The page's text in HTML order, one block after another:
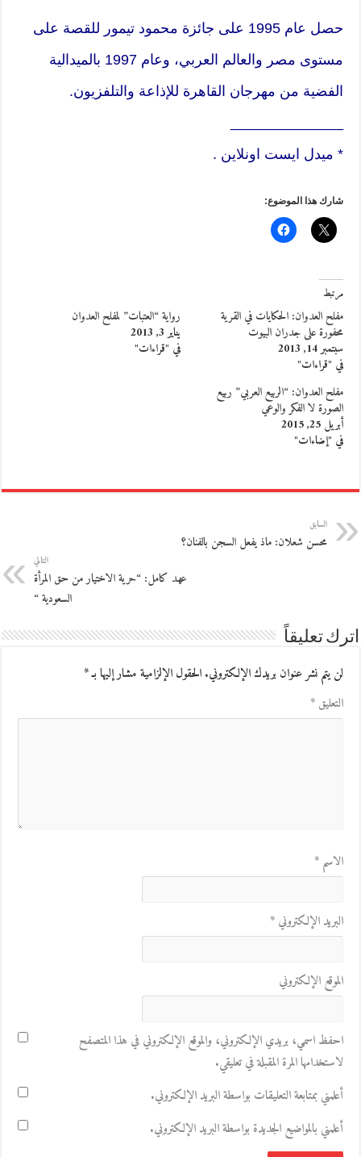
حصل عام 1995 على جائزة محمود تيمور للقصة على
مستوى مصر والعالم العربي، وعام 1997 بالميدالية
الفضية من مهرجان القاهرة للإذاعة والتلفزيون.
* ميدل ايست اونلاين .
شارك هذا الموضوع:
مرتبط
مفلح العدوان: الحكايات في القرية
محفورة على جدران البيوت
سبتمبر 14, 2013
في "قراءات"
رواية “العتبات” لمفلح العدوان
يناير 3, 2013
في "قراءات"
مفلح العدوان: “الربيع العربي” ربيع
الصورة لا الفكر والوعي
أبريل 25, 2015
في "إضاءات"
السابق
محسن شعلان: ماذ يفعل السجن بالفنان؟
التالي
عهد كامل: “حرية الاختيار من حق المرأة
السعودية “
اترك تعليقاً
لن يتم نشر عنوان بريدك الإلكتروني.الحقول الإلزامية مشار إليها بـ*
التعليق*
الاسم*
البريد الإلكتروني*
الموقع الإلكتروني
احفظ اسمي، بريدي الإلكتروني، والموقع الإلكتروني في هذا المتصفح
لاستخدامها المرة المقبلة في تعليقي.
أعلمني بمتابعة التعليقات بواسطة البريد الإلكتروني.
أعلمني بالمواضيع الجديدة بواسطة البريد الإلكتروني.